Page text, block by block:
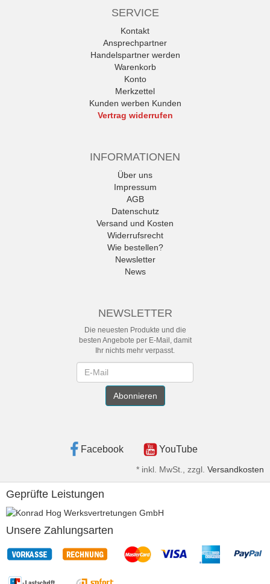
SERVICE
Kontakt
Ansprechpartner
Handelspartner werden
Warenkorb
Konto
Merkzettel
Kunden werben Kunden
Vertrag widerrufen
INFORMATIONEN
Über uns
Impressum
AGB
Datenschutz
Versand und Kosten
Widerrufsrecht
Wie bestellen?
Newsletter
News
NEWSLETTER
Die neuesten Produkte und die
besten Angebote per E-Mail, damit
Ihr nichts mehr verpasst.
Abonnieren
Facebook YouTube
* inkl. MwSt., zzgl. Versandkosten
Geprüfte Leistungen
Unsere Zahlungsarten